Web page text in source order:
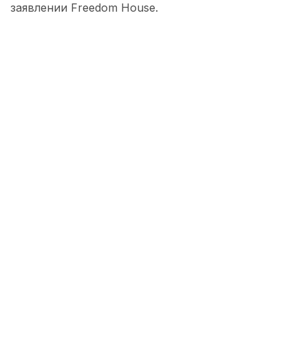
заявлении Freedom House.